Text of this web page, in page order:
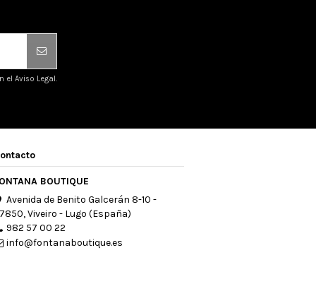
Aviso Legal.
BOUTIQUE
Avenida de Benito Galcerán 8-10 -
Viveiro - Lugo (España)
982 57 00 22
info@fontanaboutique.es